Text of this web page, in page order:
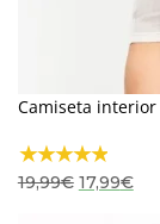
Camiseta
19,99€ El
precio
17,99€El